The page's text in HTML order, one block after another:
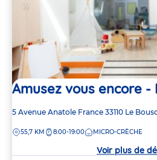
Amusez vous encore -
Adresse
la
5 Avenue Anatole France 33110 Le
DISTANCE
55,7 KM 8:00-19:00 MICRO-CRÈCHE
Voir plus de